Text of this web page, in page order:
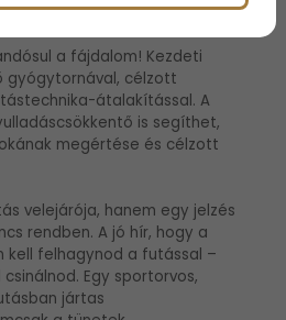
a fájdalom! Kezdeti
gyógytornával, célzott
átalakítással. A
is segíthet,
megértése és célzott
velejárója, hanem egy jelzés
rendben. A jó hír, hogy a
kell felhagynod a futással –
Egy sportorvos,
jártas